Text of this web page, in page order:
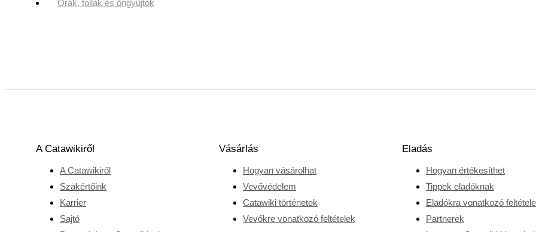
Órák, tollak és öngyújtók
A Catawikiről
A Catawikiről
Szakértőink
Karrier
Sajtó
Vásárlás
Hogyan vásárolhat
Vevővédelem
Catawiki történetek
Vevőkre vonatkozó feltételek
Eladás
Hogyan értékesíthet
Tippek eladóknak
Eladókra vonatkozó
Partnerek